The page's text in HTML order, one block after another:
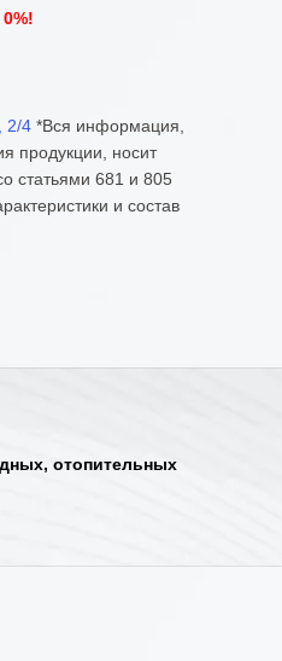
2/4 *Вся информация,
продукции, носит
статьями 681 и 805
и состав
отопительных